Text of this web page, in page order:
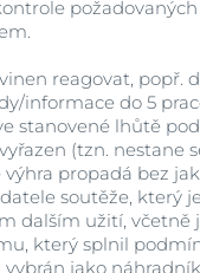
reagovat, popř.
informace do 5
stanovené lhůtě
(tzn. nestane
propadá bez
soutěže, který
dalším užití, včetně
který splnil
jako